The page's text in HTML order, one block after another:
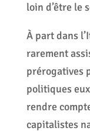
loin d’être le
À part dans
rarement
prérogatives
politiques
rendre
capitalistes